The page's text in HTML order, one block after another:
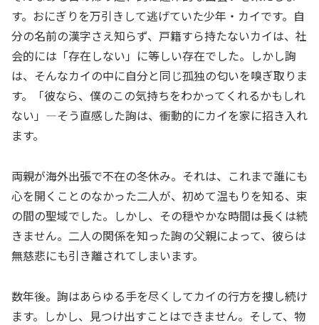
す。おにぎりを万引きして逃げていた少年・カイです。自
分の名前の漢字さえ知らず、戸籍すら持たないカイは、社
会的には「存在しない」に等しい存在でした。しかし詢
は、そんなカイの中に自分と同じ孤独の匂いを嗅ぎ取りま
す。「彼なら、僕のこの気持ちをわかってくれるかもしれ
ない」—そう直感した詢は、衝動的にカイを家に招き入れ
ます。
両親が海外出張で不在の冬休み。それは、これまで誰にも
心を開くことのなかった二人が、初めて温もりを知る、束
の間の聖域でした。しかし、その穏やかな時間は長くは続
きません。二人の関係を知った詢の父親によって、彼らは
無慈悲にも引き離されてしまいます。
数年後。詢はあらゆる手を尽くしてカイの行方を捜し続け
ます。しかし、見つけ出すことはできません。そして、物